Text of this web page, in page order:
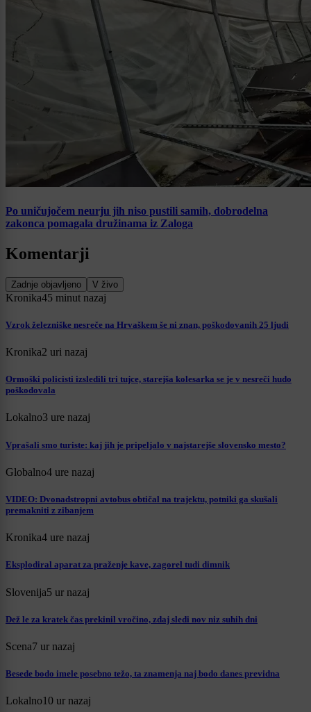
Po uničujočem neurju jih niso pustili samih, dobrodelna
zakonca pomagala družinama iz Zaloga
Komentarji
Zadnje objavljeno V živo
Kronika45 minut nazaj
Vzrok železniške nesreče na Hrvaškem še ni znan, poškodovanih 25 ljudi
Kronika2 uri nazaj
Ormoški policisti izsledili tri tujce, starejša kolesarka se je v nesreči hudo
poškodovala
Lokalno3 ure nazaj
Vprašali smo turiste: kaj jih je pripeljalo v najstarejše slovensko mesto?
Globalno4 ure nazaj
VIDEO: Dvonadstropni avtobus obtičal na trajektu, potniki ga skušali
premakniti z zibanjem
Kronika4 ure nazaj
Eksplodiral aparat za praženje kave, zagorel tudi dimnik
Slovenija5 ur nazaj
Dež le za kratek čas prekinil vročino, zdaj sledi nov niz suhih dni
Scena7 ur nazaj
Besede bodo imele posebno težo, ta znamenja naj bodo danes previdna
Lokalno10 ur nazaj